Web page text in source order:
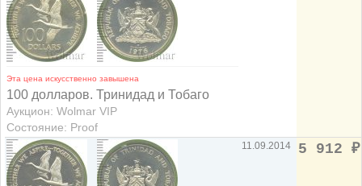
Эта цена искусственно завышена
100 долларов. Тринидад и Тобаго
Аукцион: Wolmar VIP
Состояние: Proof
11.09.2014 5 912 ₽